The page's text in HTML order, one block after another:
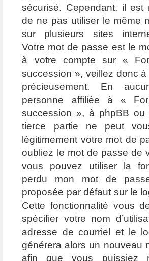
sécurisé. Cependant, il est
de ne pas utiliser le même
sur plusieurs sites
Votre mot de passe est le
à votre compte sur «
succession », veillez donc
précieusement. En
personne affiliée à «
succession », à phpBB
tierce partie ne peut
légitimement votre mot de
oubliez le mot de passe de
vous pouvez utiliser la
perdu mon mot de
proposée par défaut sur le
Cette fonctionnalité vous
spécifier votre nom
adresse de courriel et le
générera alors un nouveau
afin que vous puissiez